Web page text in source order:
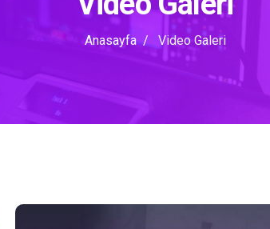
Anasayfa Video Galeri